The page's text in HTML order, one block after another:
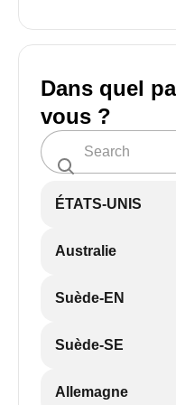
Dans quel
vous ?
ÉTATS-UNIS
Australie
Suède-EN
Suède-SE
Allemagne